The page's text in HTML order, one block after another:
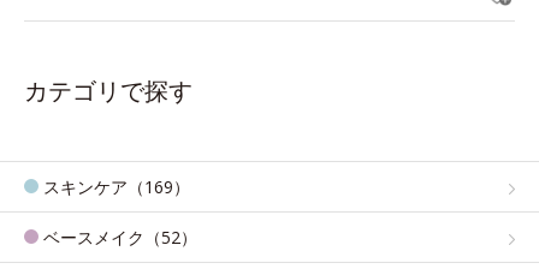
カテゴリで探す
スキンケア（169）
ベースメイク（52）